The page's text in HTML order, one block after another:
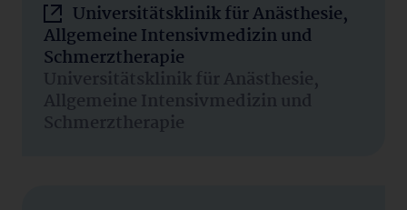
Universitätsklinik für Anästhesie,
Allgemeine Intensivmedizin und
Schmerztherapie
Universitätsklinik für Anästhesie,
Allgemeine Intensivmedizin und
Schmerztherapie